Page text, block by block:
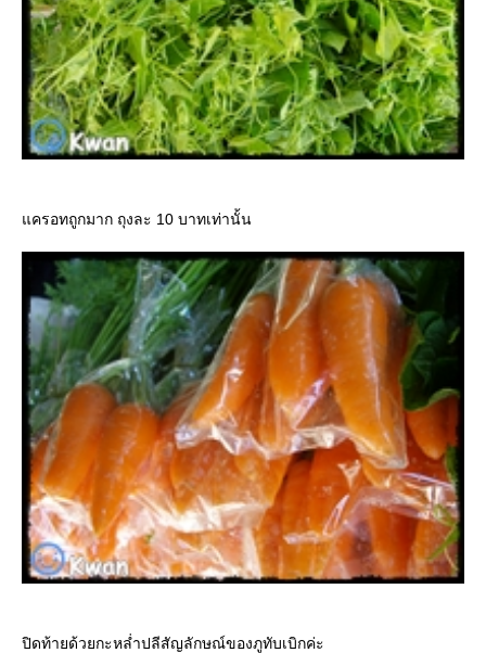
แครอทถูกมาก ถุงละ 10 บาทเท่านั้น
ปิดท้ายด้วยกะหล่ำปลีสัญลักษณ์ของภูทับเบิกค่ะ